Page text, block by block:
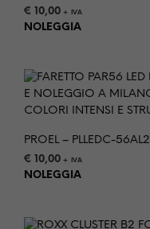
€ 10,00 + IVA
NOLEGGIA
PROEL – PLLEDC-56AL2
€ 10,00 + IVA
NOLEGGIA